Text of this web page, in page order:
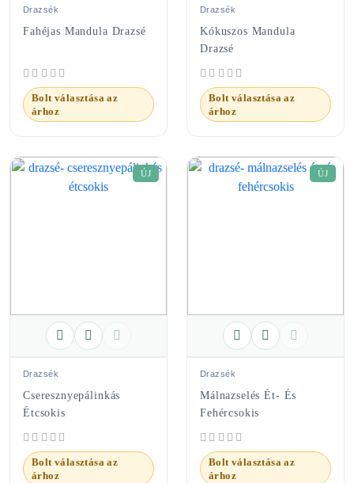
Drazsék
Fahéjas Mandula Drazsé
Bolt választása az
árhoz
Drazsék
Kókuszos Mandula
Drazsé
Bolt választása az
árhoz
ÚJ
Drazsék
Cseresznyepálinkás
Étcsokis
Bolt választása az
árhoz
ÚJ
Drazsék
Málnazselés Ét- És
Fehércsokis
Bolt választása az
árhoz